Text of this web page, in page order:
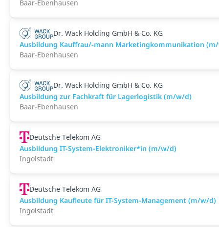
Baar-Ebenhausen
Dr. Wack Holding GmbH & Co. KG
Ausbildung Kauffrau/-mann Marketingkommunikation
Baar-Ebenhausen
Dr. Wack Holding GmbH & Co. KG
Ausbildung zur Fachkraft für Lagerlogistik (m/w/d)
Baar-Ebenhausen
Deutsche Telekom AG
Ausbildung IT-System-Elektroniker*in (m/w/d)
Ingolstadt
Deutsche Telekom AG
Ausbildung Kaufleute für IT-System-Management (m/w/d)
Ingolstadt